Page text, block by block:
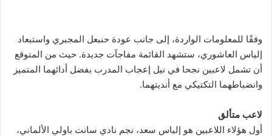
وفقًا للمعلومات الواردة، إلى جانب عودة حنبعل المجبري واستبعاد
إلياس العاشوري، ستشهد القائمة مفاجآت جديدة. حيث من المتوقع
أن تشمل لاعبين نجحا في نيل إعجاب المدرب بفضل أدائهما المتميز
وانضباطهما التكتيكي مع أنديتهما.
لاعب متألق
أول هؤلاء اللاعبين هو إلياس سعد، نجم نادي سانت باولي الألماني،